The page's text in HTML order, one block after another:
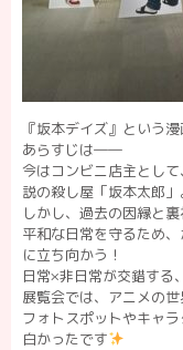
『坂本デイズ』という
あらすじは――
今はコンビニ店主とし
説の殺し屋「坂本太郎」
しかし、過去の因縁と
平和な日常を守るため
に立ち向かう！
日常×非日常が交錯する
展覧会では、アニメの世
フォトスポットやキャ
白かったです